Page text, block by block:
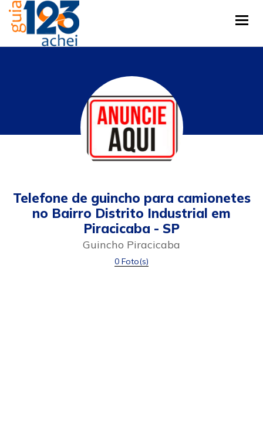
Telefone de guincho para camionetes
no Bairro Distrito Industrial em
Piracicaba - SP
Guincho Piracicaba
0 Foto(s)